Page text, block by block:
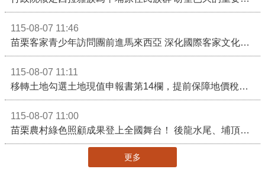
115-08-07 11:46
115-08-07 11:11
115-08-07 11:00
更多